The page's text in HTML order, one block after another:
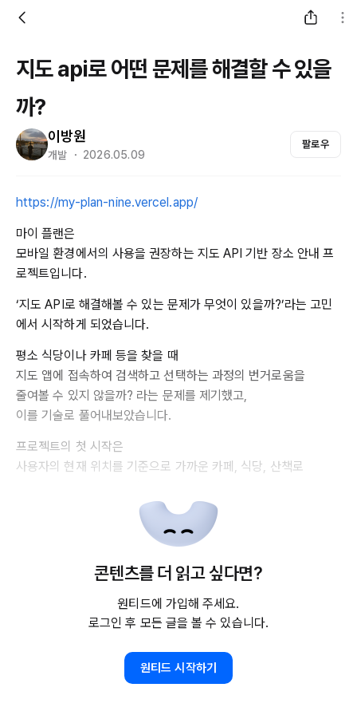
지도 api로 어떤 문제를 해결할 수 있을
까?
이방원
개발 ・ 2026.05.09
팔로우
https://my-plan-nine.vercel.app/
마이 플랜은
모바일 환경에서의 사용을 권장하는 지도 API 기반 장소 안내 프
로젝트입니다.
‘지도 API로 해결해볼 수 있는 문제가 무엇이 있을까?’라는 고민
에서 시작하게 되었습니다.
평소 식당이나 카페 등을 찾을 때
지도 앱에 접속하여 검색하고 선택하는 과정의 번거로움을
줄여볼 수 있지 않을까? 라는 문제를 제기했고,
이를 기술로 풀어내보았습니다.
프로젝트의 첫 시작은
사용자의 현재 위치를 기준으로 가까운 카페, 식당, 산책로
콘텐츠를 더 읽고 싶다면?
원티드에 가입해 주세요.
로그인 후 모든 글을 볼 수 있습니다.
원티드 시작하기